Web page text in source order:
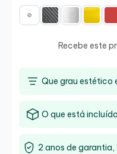
Recebe este
Que grau estético
O que está
2 anos de